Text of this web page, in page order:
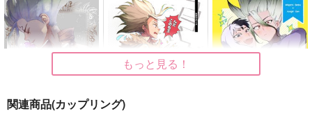
もっと見る！
関連商品(カップリング)